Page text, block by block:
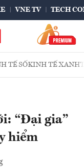
VNE TV TECH
TẾ SỐKINH TẾ XANH
“Đại gia”
hiểm